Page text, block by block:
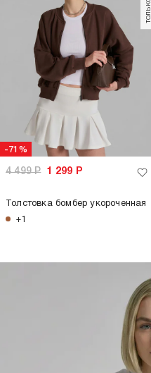
-71%
4 499Р 1 299 Р
Толстовка бомбер укороченная
+1